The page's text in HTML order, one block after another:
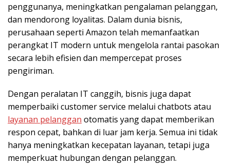
penggunanya, meningkatkan pengalaman pelanggan,
dan mendorong loyalitas. Dalam dunia bisnis,
perusahaan seperti Amazon telah memanfaatkan
perangkat IT modern untuk mengelola rantai pasokan
secara lebih efisien dan mempercepat proses
pengiriman.
Dengan peralatan IT canggih, bisnis juga dapat
memperbaiki customer service melalui chatbots atau
layanan pelanggan otomatis yang dapat memberikan
respon cepat, bahkan di luar jam kerja. Semua ini tidak
hanya meningkatkan kecepatan layanan, tetapi juga
memperkuat hubungan dengan pelanggan.